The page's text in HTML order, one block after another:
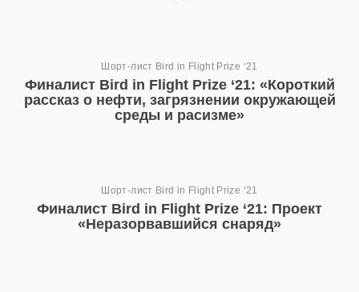
Шорт-лист Bird in Flight Prize ‘21
Финалист Bird in Flight Prize ‘21: «‎Короткий
рассказ о нефти, загрязнении окружающей
среды и расизме»‎
Шорт-лист Bird in Flight Prize ‘21
Финалист Bird in Flight Prize ‘21: Проект
«Неразорвавшийся снаряд»